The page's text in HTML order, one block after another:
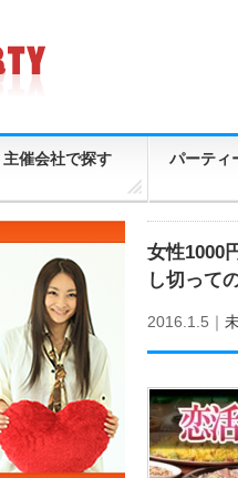
主催会社で探す パーティ
女性1000
し切って
2016.1.5｜